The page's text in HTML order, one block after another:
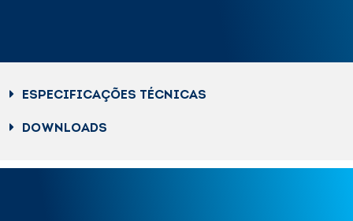
ESPECIFICAÇÕES TÉCNICAS
DOWNLOADS